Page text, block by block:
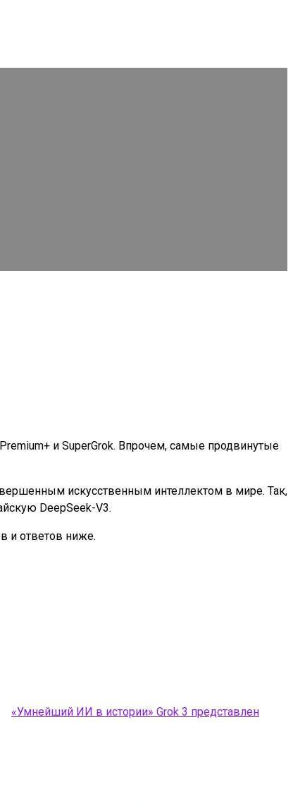
и SuperGrok. Впрочем, самые продвинутые
искусственным интеллектом в мире. Так,
DeepSeek-V3.
и ответов ниже.
«Умнейший ИИ в истории» Grok 3 представлен